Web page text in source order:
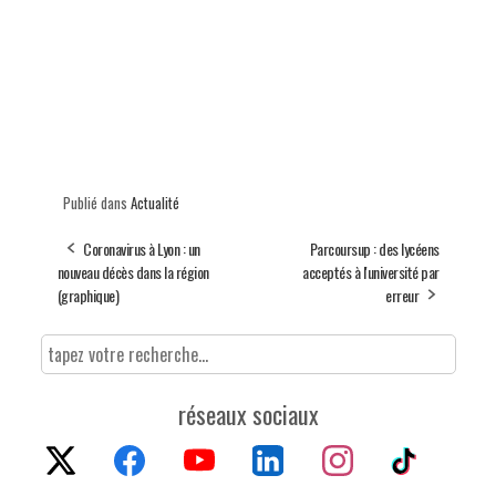
Publié dans Actualité
Coronavirus à Lyon : un
nouveau décès dans la région
(graphique)
Parcoursup : des lycéens
acceptés à l'université par
erreur
réseaux sociaux